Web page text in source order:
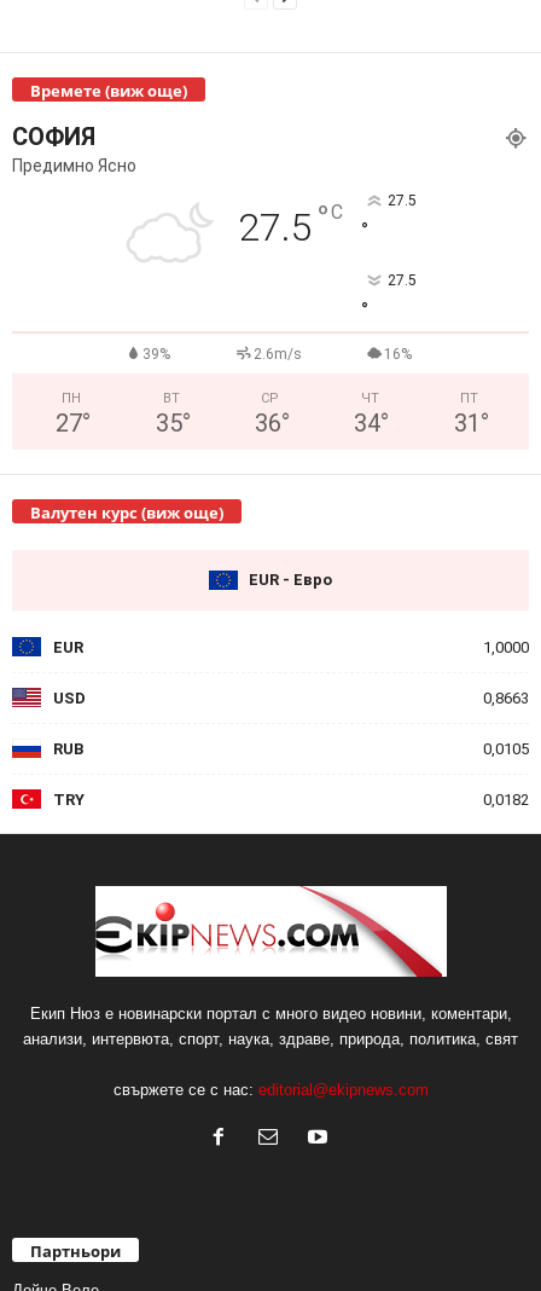
Времете (виж още)
СОФИЯ
Предимно Ясно
27.5 °C 27.5
°
27.5
°
39% 2.6m/s 16%
ПН
27°
ВТ
35°
СР
36°
ЧТ
34°
ПТ
31 °
Валутен курс (виж още)
EUR - Евро
EUR 1,0000
USD 0,8663
RUB 0,0105
TRY 0,0182
Екип Нюз е новинарски портал с много видео новини, коментари,
анализи, интервюта, спорт, наука, здраве, природа, политика, свят
свържете се с нас: editorial@ekipnews.com
Партньори